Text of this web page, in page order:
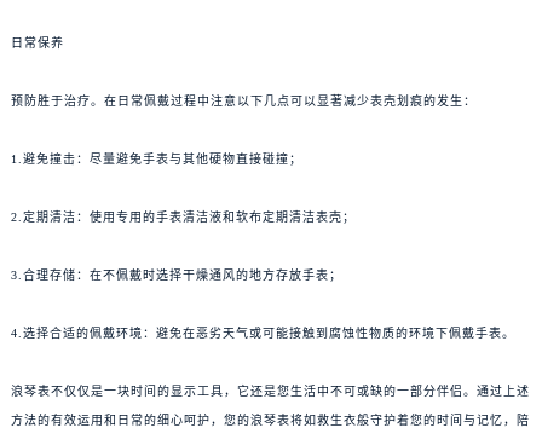
日常保养
预防胜于治疗。在日常佩戴过程中注意以下几点可以显著减少表壳划痕的发生：
1.避免撞击：尽量避免手表与其他硬物直接碰撞；
2.定期清洁：使用专用的手表清洁液和软布定期清洁表壳；
3.合理存储：在不佩戴时选择干燥通风的地方存放手表；
4.选择合适的佩戴环境：避免在恶劣天气或可能接触到腐蚀性物质的环境下佩戴手表。
浪琴表不仅仅是一块时间的显示工具，它还是您生活中不可或缺的一部分伴侣。通过上述
方法的有效运用和日常的细心呵护，您的浪琴表将如救生衣般守护着您的时间与记忆，陪